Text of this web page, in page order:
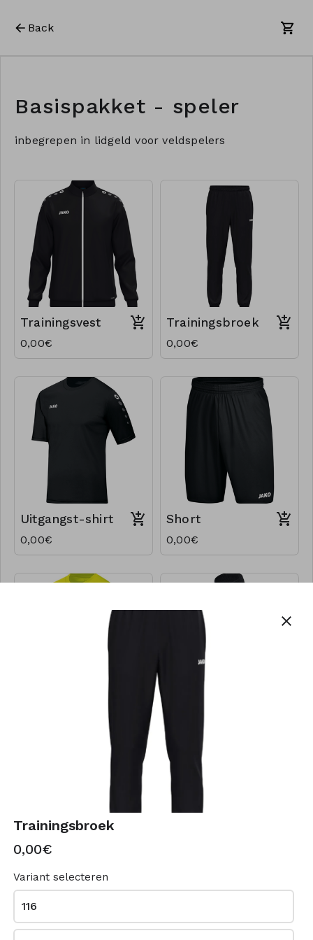
Back
Basispakket - speler
inbegrepen in lidgeld voor veldspelers
Trainingsvest
0,00€
Trainingsbroek
0,00€
Uitgangst-shirt
0,00€
Short
0,00€
Trainingst-shirt
Kousen paar 2
0,00€ 0,00€
Trainingsbroek
0,00€
Variant selecteren
116
close